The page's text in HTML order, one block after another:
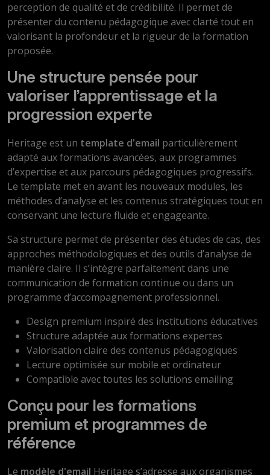
perception de qualité et de crédibilité. Il permet de
présenter du contenu pédagogique avec clarté tout en
valorisant la profondeur et la rigueur de la formation
proposée.
Une structure pensée pour
valoriser l’apprentissage et la
progression experte
Heritage est un template d'email particulièrement
adapté aux formations avancées, aux programmes
d’expertise et aux parcours pédagogiques progressifs.
Le template met en avant les nouveaux modules, les
méthodes d’analyse et les contenus stratégiques tout en
conservant une lecture fluide et engageante.
Sa structure permet de présenter des études de cas, des
approches méthodologiques et des outils d’analyse de
manière claire. Il s’intègre parfaitement dans une
communication de formation continue ou dans un
programme d’accompagnement professionnel.
Design premium inspiré des institutions éducatives
Structure adaptée aux formations expertes
Valorisation claire des contenus pédagogiques
Lecture optimisée sur mobile et ordinateur
Compatible avec toutes les solutions emailing
Conçu pour les formations
premium et programmes de
référence
Le modèle d'email Heritage s’adresse aux organismes